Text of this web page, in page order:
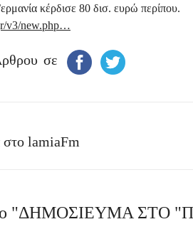
κέρδισε 80 δισ. ευρώ περίπου.
v3/new.php…
σε
στο lamiaFm
to "ΔΗΜΟΣΙΕΥΜΑ ΣΤΟ